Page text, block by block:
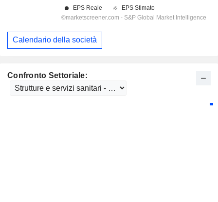
Confronto Settoriale:
Calendario della società